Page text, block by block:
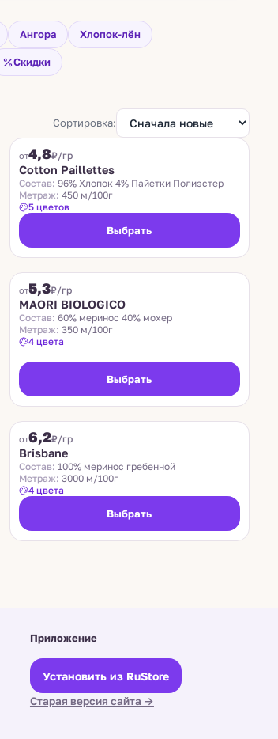
Ангора Хлопок-лён
Скидки
Сортировка:
COTTON PAILLETTES
от4,8₽/гр
Cotton Paillettes
Состав: 96% Хлопок 4% Пайетки Полиэстер
Метраж: 450 м/100г
5 цветов
Выбрать
от5,3₽/гр
MAORI BIOLOGICO
Состав: 60% меринос 40% мохер
Метраж: 350 м/100г
4 цвета
Выбрать
от6,2₽/гр
Brisbane
Состав: 100% меринос гребенной
Метраж: 3000 м/100г
4 цвета
Выбрать
Приложение
Установить из RuStore
Старая версия сайта →